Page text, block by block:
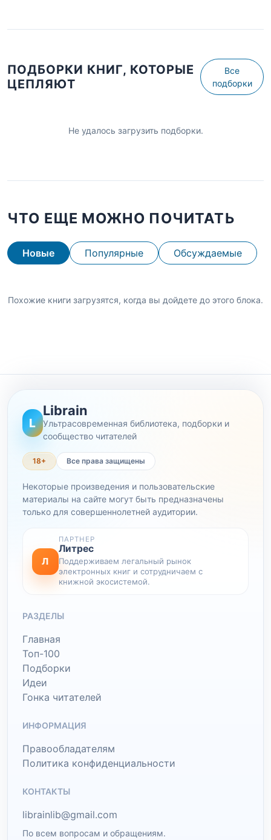
ПОДБОРКИ КНИГ, КОТОРЫЕ
ЦЕПЛЯЮТ
Все
подборки
Не удалось загрузить подборки.
ЧТО ЕЩЕ МОЖНО ПОЧИТАТЬ
Новые Популярные Обсуждаемые
Похожие книги загрузятся, когда вы дойдете до этого блока.
L
Librain
Ультрасовременная библиотека, подборки и
сообщество читателей
18+ Все права защищены
Некоторые произведения и пользовательские
материалы на сайте могут быть предназначены
только для совершеннолетней аудитории.
Л
ПАРТНЕР
Литрес
Поддерживаем легальный рынок
электронных книг и сотрудничаем с
книжной экосистемой.
РАЗДЕЛЫ
Главная
Топ-100
Подборки
Идеи
Гонка читателей
ИНФОРМАЦИЯ
Правообладателям
Политика конфиденциальности
КОНТАКТЫ
librainlib@gmail.com
По всем вопросам и обращениям.